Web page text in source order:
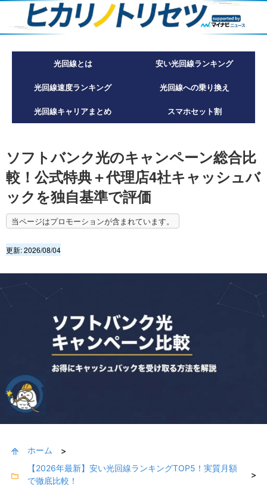
光回線とは 安い光回線ランキング
光回線速度ランキング 光回線への乗り換え
光回線キャリアまとめ スマホセット割
ソフトバンク光のキャンペーン総合比
較！公式特典＋代理店4社キャッシュバ
ックを独自基準で評価
更新:2026/08/04
ホーム
>
【2026年最新】安い光回線ランキングTOP5！実質月額
で徹底比較！
>